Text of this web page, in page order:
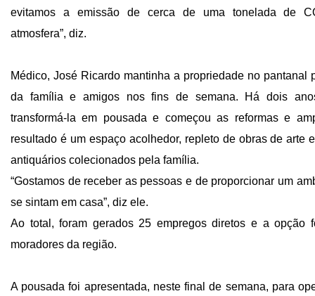
evitamos a emissão de cerca de uma tonelada de
atmosfera”, diz.
Médico, José Ricardo mantinha a propriedade no pantanal
da família e amigos nos fins de semana. Há dois
transformá-la em pousada e começou as reformas e
resultado é um espaço acolhedor, repleto de obras de arte
antiquários colecionados pela família.
“Gostamos de receber as pessoas e de proporcionar um
se sintam em casa”, diz ele.
Ao total, foram gerados 25 empregos diretos e a opção
moradores da região.
A pousada foi apresentada, neste final de semana, para